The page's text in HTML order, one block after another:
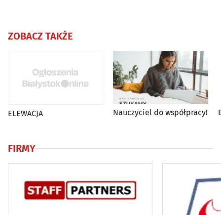
ZOBACZ TAKŻE
ELEWACJA Nauczyciel do współpracy!
FIRMY